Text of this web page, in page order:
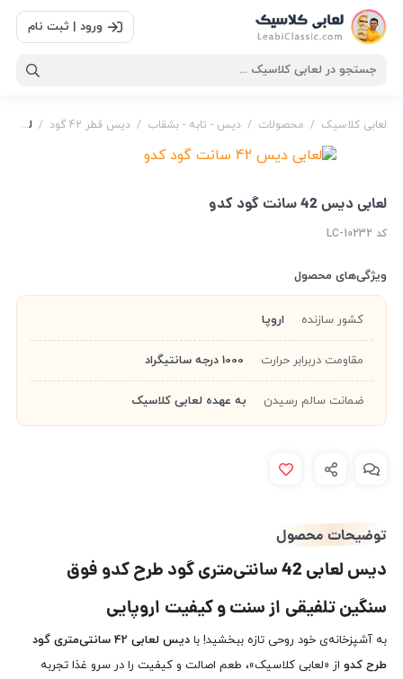
ورود | ثبت نام
لعابی کلاسیک / محصولات / دیس - تابه - بشقاب / دیس قطر 42 گود / لعابی دیس 42 سانت گود کدو
پلوخوری کدو
دیس کدو,لعابی دیس 42 سانت گود کدو
لعابی دیس 42 سانت گود کدو
کد LC-10232
ویژگی‌های محصول
کشور سازنده اروپا
مقاومت دربرابر حرارت 1000 درجه سانتیگراد
ضمانت سالم رسیدن به عهده لعابی کلاسیک
توضیحات محصول
دیس لعابی 42 سانتی‌متری گود طرح کدو فوق
سنگین تلفیقی از سنت و کیفیت اروپایی
به آشپزخانه‌ی خود روحی تازه ببخشید! با
دیس لعابی 42 سانتی‌متری گود
طرح کدو از «لعابی کلاسیک»، طعم اصالت و کیفیت را در سرو غذا تجربه